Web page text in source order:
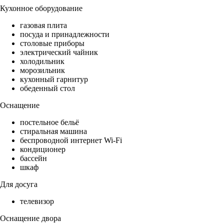
Кухонное оборудование
газовая плита
посуда и принадлежности
столовые приборы
электрический чайник
холодильник
морозильник
кухонный гарнитур
обеденный стол
Оснащение
постельное бельё
стиральная машина
беспроводной интернет Wi-Fi
кондиционер
бассейн
шкаф
Для досуга
телевизор
Оснащение двора